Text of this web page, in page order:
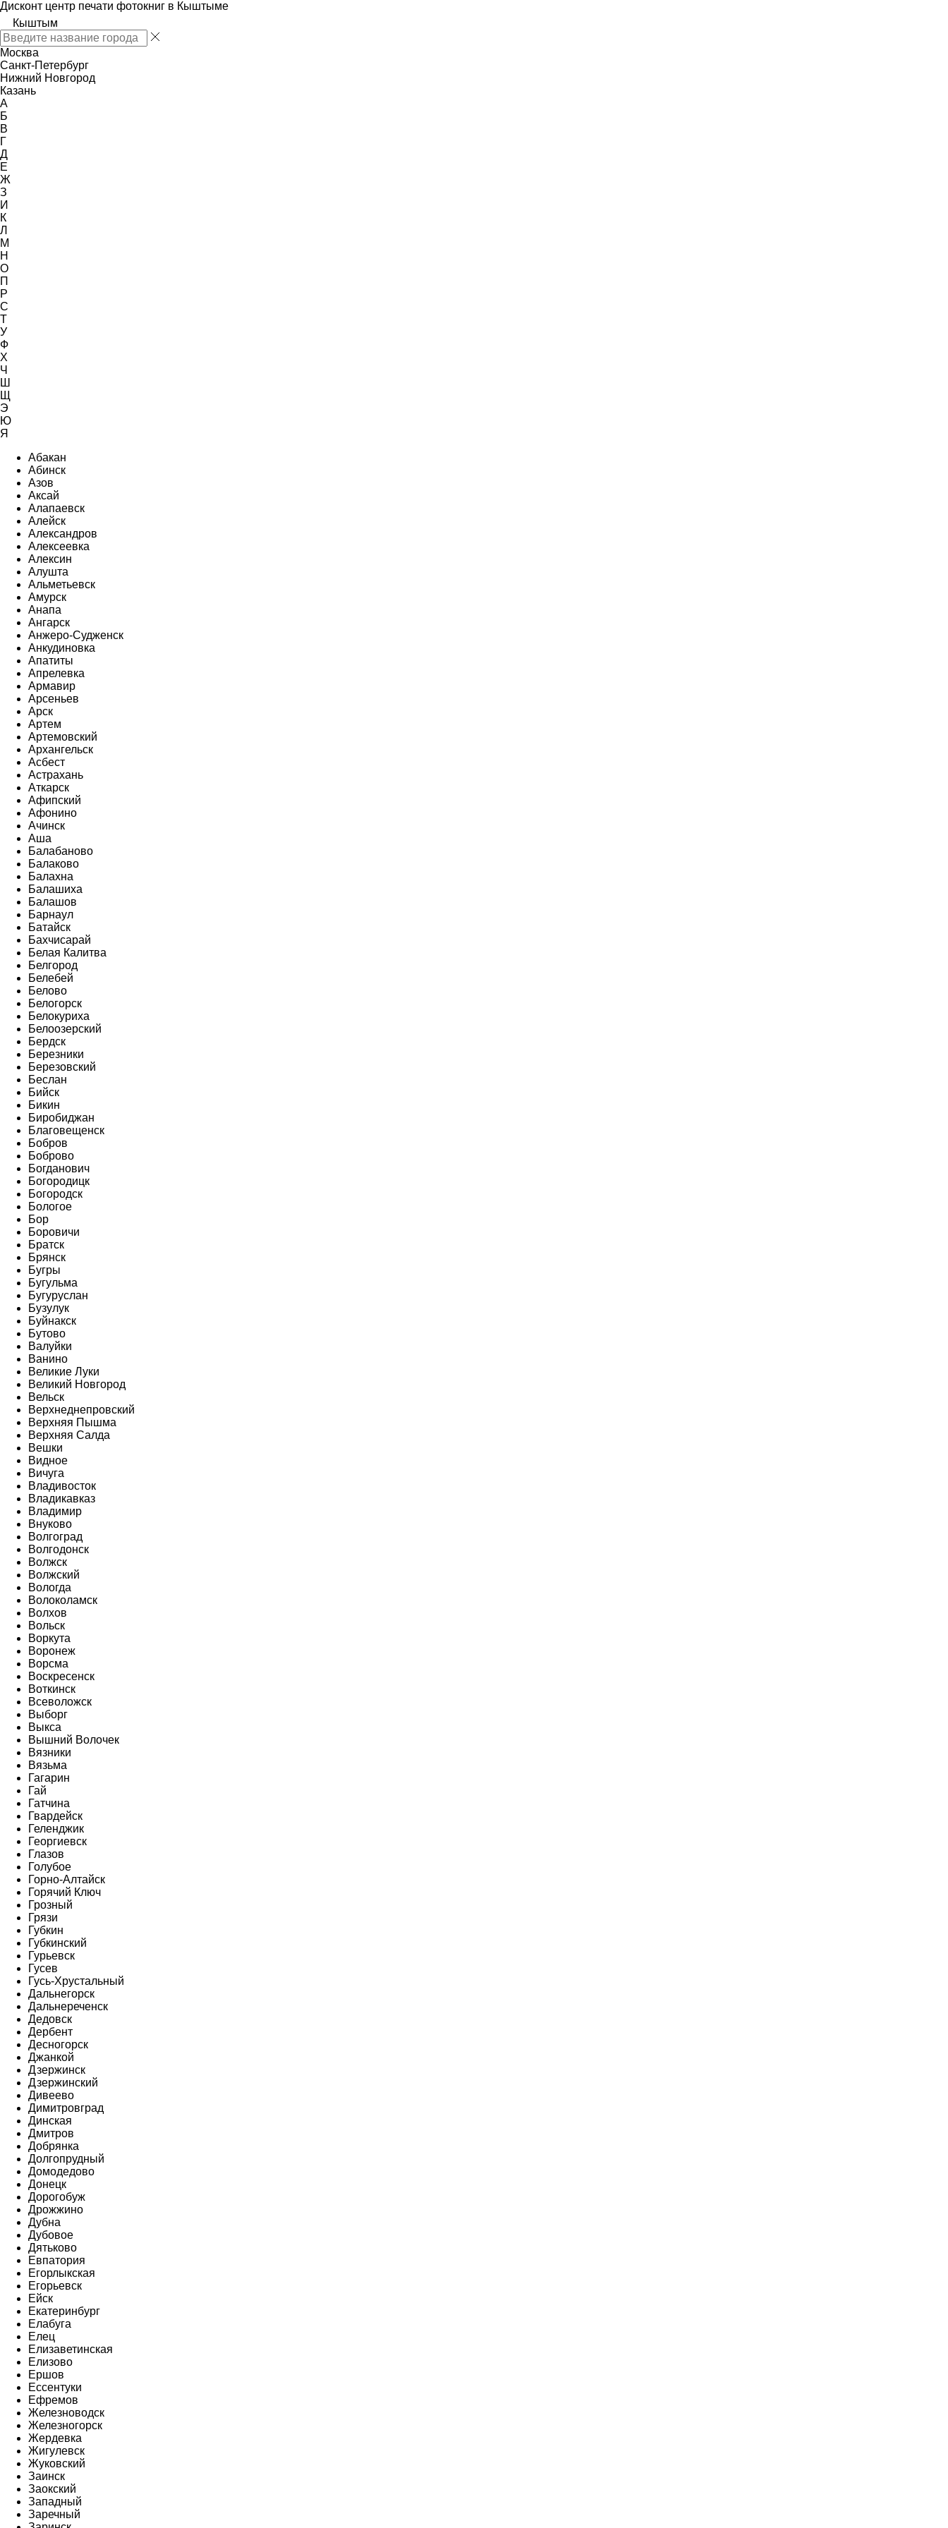
Дисконт центр печати фотокниг в Кыштыме
Кыштым
Москва
Санкт-Петербург
Нижний Новгород
Казань
А
Б
В
Г
Д
Е
Ж
З
И
К
Л
М
Н
О
П
Р
С
Т
У
Ф
Х
Ч
Ш
Щ
Э
Ю
Я
Абакан
Абинск
Азов
Аксай
Алапаевск
Алейск
Александров
Алексеевка
Алексин
Алушта
Альметьевск
Амурск
Анапа
Ангарск
Анжеро-Судженск
Анкудиновка
Апатиты
Апрелевка
Армавир
Арсеньев
Арск
Артем
Артемовский
Архангельск
Асбест
Астрахань
Аткарск
Афипский
Афонино
Ачинск
Аша
Балабаново
Балаково
Балахна
Балашиха
Балашов
Барнаул
Батайск
Бахчисарай
Белая Калитва
Белгород
Белебей
Белово
Белогорск
Белокуриха
Белоозерский
Бердск
Березники
Березовский
Беслан
Бийск
Бикин
Биробиджан
Благовещенск
Бобров
Боброво
Богданович
Богородицк
Богородск
Бологое
Бор
Боровичи
Братск
Брянск
Бугры
Бугульма
Бугуруслан
Бузулук
Буйнакск
Бутово
Валуйки
Ванино
Великие Луки
Великий Новгород
Вельск
Верхнеднепровский
Верхняя Пышма
Верхняя Салда
Вешки
Видное
Вичуга
Владивосток
Владикавказ
Владимир
Внуково
Волгоград
Волгодонск
Волжск
Волжский
Вологда
Волоколамск
Волхов
Вольск
Воркута
Воронеж
Ворсма
Воскресенск
Воткинск
Всеволожск
Выборг
Выкса
Вышний Волочек
Вязники
Вязьма
Гагарин
Гай
Гатчина
Гвардейск
Геленджик
Георгиевск
Глазов
Голубое
Горно-Алтайск
Горячий Ключ
Грозный
Грязи
Губкин
Губкинский
Гурьевск
Гусев
Гусь-Хрустальный
Дальнегорск
Дальнереченск
Дедовск
Дербент
Десногорск
Джанкой
Дзержинск
Дзержинский
Дивеево
Димитровград
Динская
Дмитров
Добрянка
Долгопрудный
Домодедово
Донецк
Дорогобуж
Дрожжино
Дубна
Дубовое
Дятьково
Евпатория
Егорлыкская
Егорьевск
Ейск
Екатеринбург
Елабуга
Елец
Елизаветинская
Елизово
Ершов
Ессентуки
Ефремов
Железноводск
Железногорск
Жердевка
Жигулевск
Жуковский
Заинск
Заокский
Западный
Заречный